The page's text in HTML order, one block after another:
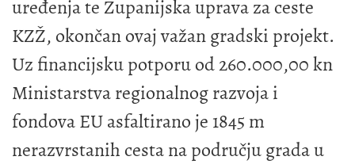
uređenja te Županijska uprava za ceste
KZŽ, okončan ovaj važan gradski projekt.
Uz financijsku potporu od 260.000,00 kn
Ministarstva regionalnog razvoja i
fondova EU asfaltirano je 1845 m
nerazvrstanih cesta na području grada u